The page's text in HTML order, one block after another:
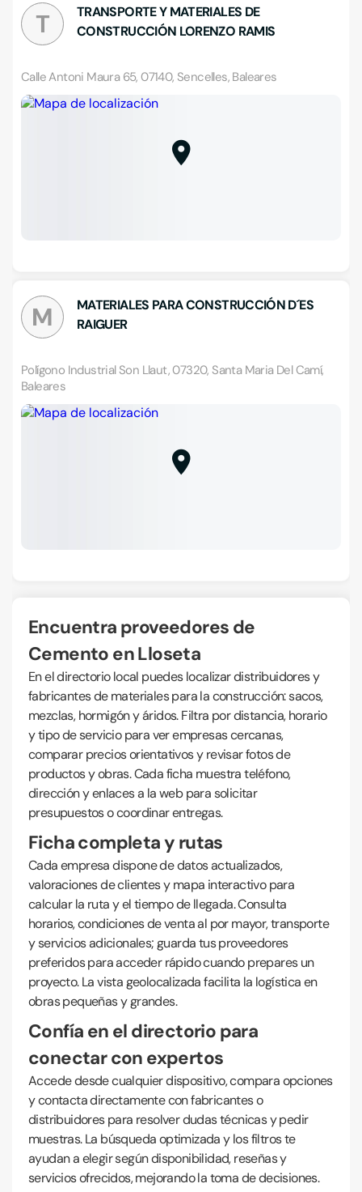
T
TRANSPORTE Y MATERIALES DE
CONSTRUCCIÓN LORENZO RAMIS
Calle Antoni Maura 65, 07140, Sencelles, Baleares
M
MATERIALES PARA CONSTRUCCIÓN D´ES
RAIGUER
Polígono Industrial Son Llaut, 07320, Santa Maria Del Camí,
Baleares
Encuentra proveedores de
Cemento en Lloseta
En el directorio local puedes localizar distribuidores y
fabricantes de materiales para la construcción: sacos,
mezclas, hormigón y áridos. Filtra por distancia, horario
y tipo de servicio para ver empresas cercanas,
comparar precios orientativos y revisar fotos de
productos y obras. Cada ficha muestra teléfono,
dirección y enlaces a la web para solicitar
presupuestos o coordinar entregas.
Ficha completa y rutas
Cada empresa dispone de datos actualizados,
valoraciones de clientes y mapa interactivo para
calcular la ruta y el tiempo de llegada. Consulta
horarios, condiciones de venta al por mayor, transporte
y servicios adicionales; guarda tus proveedores
preferidos para acceder rápido cuando prepares un
proyecto. La vista geolocalizada facilita la logística en
obras pequeñas y grandes.
Confía en el directorio para
conectar con expertos
Accede desde cualquier dispositivo, compara opciones
y contacta directamente con fabricantes o
distribuidores para resolver dudas técnicas y pedir
muestras. La búsqueda optimizada y los filtros te
ayudan a elegir según disponibilidad, reseñas y
servicios ofrecidos, mejorando la toma de decisiones.